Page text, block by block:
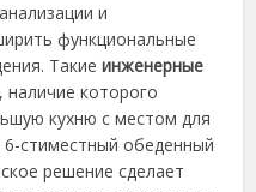
и
функциональные
Такиеинженерные
которого
кухню с местом для
стиместный обеденный
решение сделает